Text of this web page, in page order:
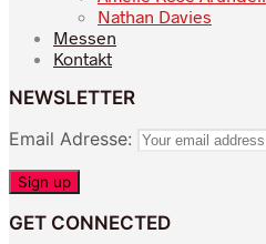
Nathan Davies
Messen
Kontakt
NEWSLETTER
Email Adresse:
GET CONNECTED